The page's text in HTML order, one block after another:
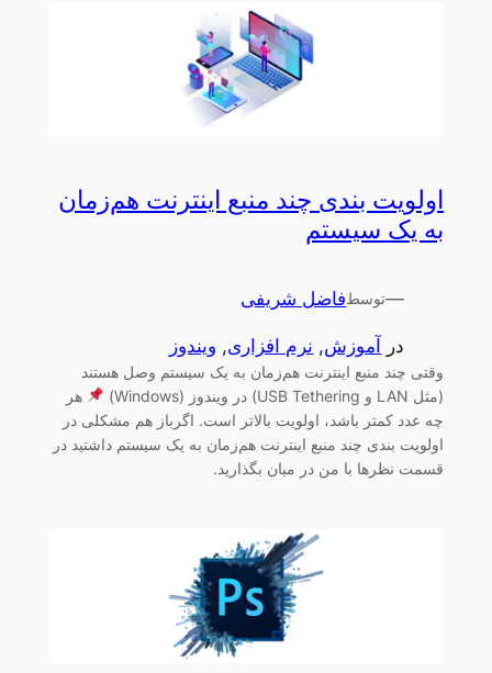
اولویت بندی چند منبع اینترنت هم‌زمان
به یک سیستم
—توسطفاضل شریفی
در آموزش, نرم افزاری, ویندوز
وقتی چند منبع اینترنت هم‌زمان به یک سیستم وصل هستند
(مثل LAN و USB Tethering) در ویندوز (Windows)
هر
چه عدد کمتر باشد، اولویت بالاتر است. اگرباز هم مشکلی در
اولویت بندی چند منبع اینترنت هم‌زمان به یک سیستم داشتید در
قسمت نظرها با من در میان بگذارید.